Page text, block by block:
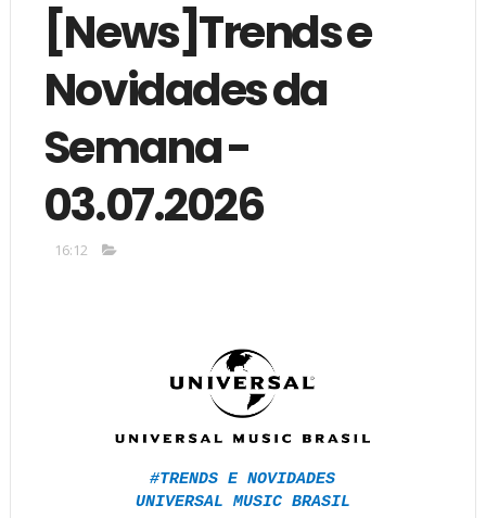
[News]Trends e
Novidades da
Semana -
03.07.2026
16:12
#TRENDS E NOVIDADES
UNIVERSAL MUSIC BRASIL